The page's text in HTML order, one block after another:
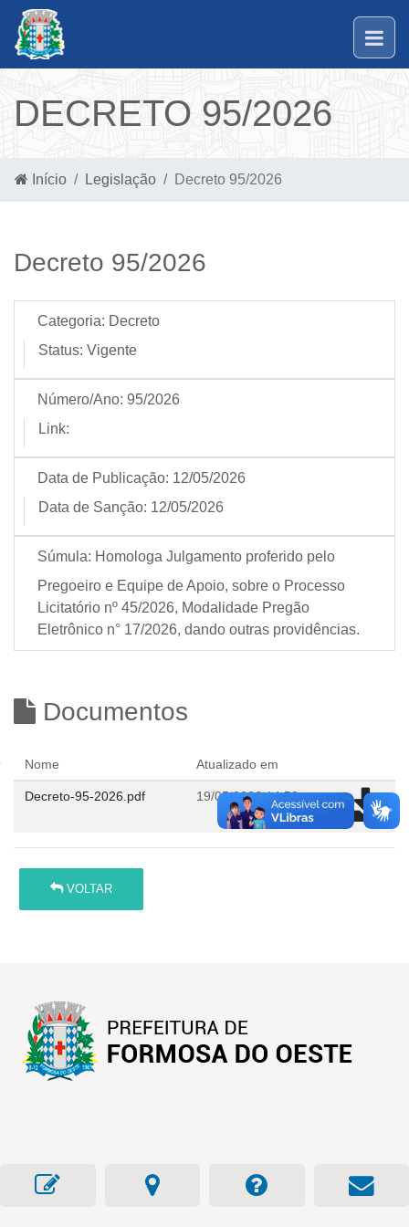
DECRETO 95/2026
Início Legislação Decreto 95/2026
Decreto 95/2026
Categoria: Decreto
Status: Vigente
Número/Ano: 95/2026
Link:
Data de Publicação: 12/05/2026
Data de Sanção: 12/05/2026
Súmula: Homologa Julgamento proferido pelo
Pregoeiro e Equipe de Apoio, sobre o Processo
Licitatório nº 45/2026, Modalidade Pregão
Eletrônico n° 17/2026, dando outras providências.
Documentos
Nome Atualizado em
Decreto-95-2026.pdf 19/05/2026 14:59
VOLTAR